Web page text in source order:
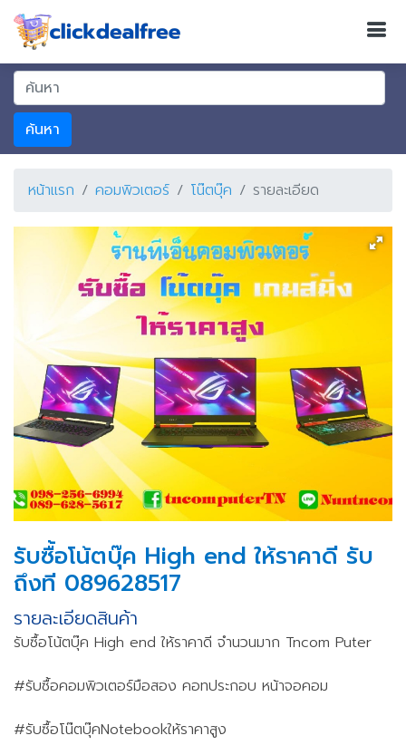
ค้นหา
หน้าแรก คอมพิวเตอร์ โน๊ตบุ๊ค รายละเอียด
รับซื้อโน้ตบุ๊ค High end ให้ราคาดี รับ
ถึงที 089628517
รายละเอียดสินค้า
รับซื้อโน้ตบุ๊ค High end ให้ราคาดี จำนวนมาก Tncom Puter
#รับซื้อคอมพิวเตอร์มือสอง คอทประกอบ หน้าจอคอม
#รับซื้อโน๊ตบุ๊คNotebookให้ราคาสูง